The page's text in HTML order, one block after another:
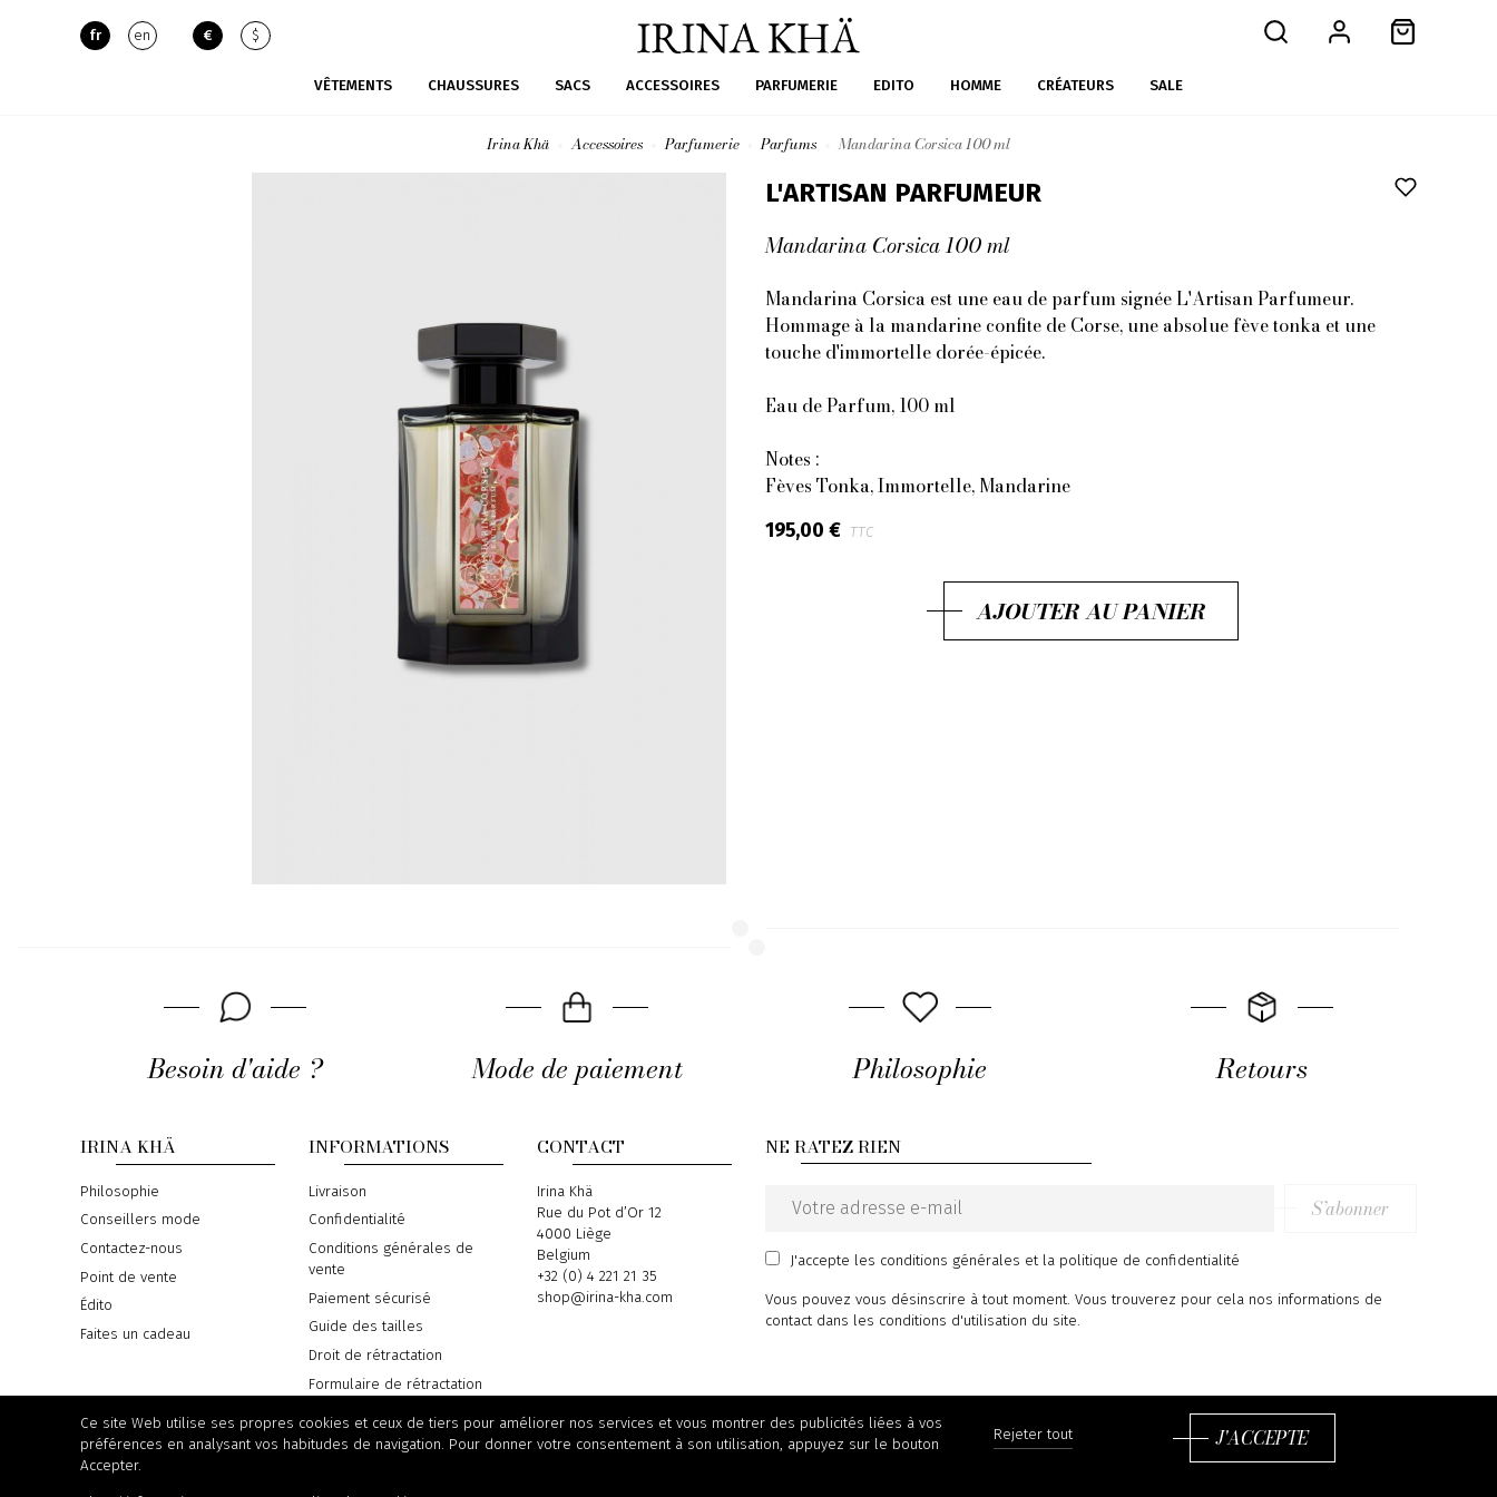
fr en € $
VÊTEMENTS CHAUSSURES SACS ACCESSOIRES PARFUMERIE EDITO HOMME CRÉATEURS SALE
Irina Khä Accessoires Parfumerie Parfums Mandarina Corsica 100 ml
L'ARTISAN PARFUMEUR
Mandarina Corsica 100 ml
Mandarina Corsica est une eau de parfum signée L'Artisan Parfumeur.
Hommage à la mandarine confite de Corse, une absolue fève tonka et une
touche d'immortelle dorée-épicée.
Eau de Parfum, 100 ml
Notes :
Fèves Tonka, Immortelle, Mandarine
195,00 € TTC
AJOUTER AU PANIER
NE RATEZ RIEN
Email
address
S’abonner
J'accepte les conditions générales et la politique de confidentialité
Vous pouvez vous désinscrire à tout moment. Vous trouverez pour cela nos informations de
contact dans les conditions d'utilisation du site.
Besoin d'aide ? Mode de paiement Philosophie Retours
IRINA KHÄ
Philosophie
Conseillers mode
Contactez-nous
Point de vente
Édito
Faites un cadeau
INFORMATIONS
Livraison
Confidentialité
Conditions générales de
vente
Paiement sécurisé
Guide des tailles
Droit de rétractation
Formulaire de rétractation
Règlement en ligne des
litiges
CONTACT
Address
Irina Khä
Rue du Pot d’Or 12
4000 Liège
Belgium
Phone
+32 (0) 4 221 21 35
Email
shop@irina-kha.com
Ce site Web utilise ses propres cookies et ceux de tiers pour améliorer nos services et vous montrer des publicités liées à vos
préférences en analysant vos habitudes de navigation. Pour donner votre consentement à son utilisation, appuyez sur le bouton
Accepter.
Rejeter tout J'ACCEPTE